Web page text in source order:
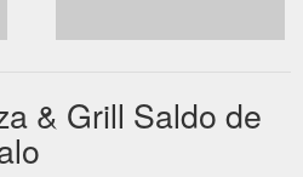
& Grill Saldo de